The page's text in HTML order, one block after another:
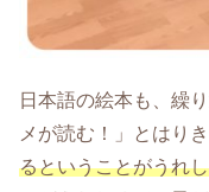
日本語の絵本も、繰
メが読む！」とはり
るということがうれ